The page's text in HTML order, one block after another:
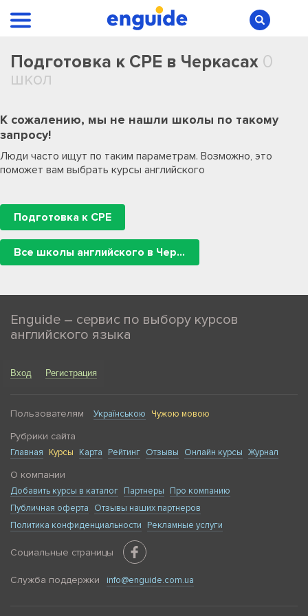
Подготовка к CPE в Черкасах 0
школ
К сожалению, мы не нашли школы по такому
запросу!
Люди часто ищут по таким параметрам. Возможно, это
поможет вам выбрать курсы английского
Подготовка к CPE
Все школы английского в Черкасах
Enguide – сервис по выбору курсов
английского языка
Вход Регистрация
Пользователям Українською Чужою мовою
Рубрики сайта
Главная Курсы Карта Рейтинг Отзывы Онлайн курсы Журнал
О компании
Добавить курсы в каталог Партнеры
Про компанию
Публичная оферта
Отзывы наших партнеров
Политика конфиденциальности
Рекламные услуги
Социальные страницы
Служба поддержки info@enguide.com.ua